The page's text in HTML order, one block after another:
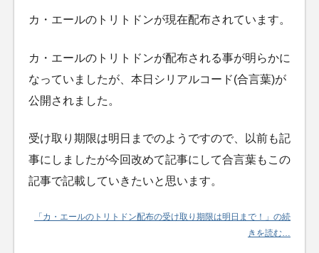
カ・エールのトリトドンが現在配布されています。
カ・エールのトリトドンが配布される事が明らかに
なっていましたが、本日シリアルコード(合言葉)が
公開されました。
受け取り期限は明日までのようですので、以前も記
事にしましたが今回改めて記事にして合言葉もこの
記事で記載していきたいと思います。
「カ・エールのトリトドン配布の受け取り期限は明日まで！」の続
きを読む…